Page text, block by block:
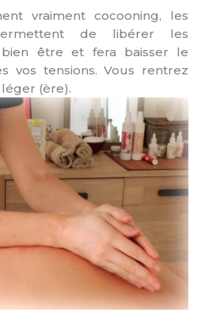
vraiment cocooning, les
de libérer les
être et fera baisser le
vos tensions. Vous rentrez
(ère).